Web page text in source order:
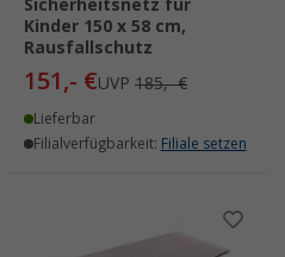
Sicherheitsnetz für
Kinder 150 x 58 cm,
Rausfallschutz
151,- €UVP 185,- €
Lieferbar
Filialverfügbarkeit: Filiale setzen